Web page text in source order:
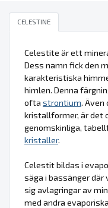
CELESTINE
Celestite är ett
Dess namn fick den
karakteristiska
himlen. Denna
ofta strontium. Även
kristallformer, är det
genomskinliga,
kristaller.
Celestit bildas i
säga i bassänger
sig avlagringar av
med andra